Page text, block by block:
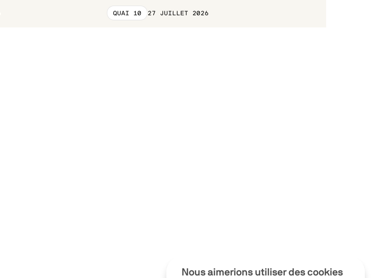
CATEGORY_PRELABEL
QUAI 10 27 JUILLET 2026
Nous aimerions utiliser des cookies